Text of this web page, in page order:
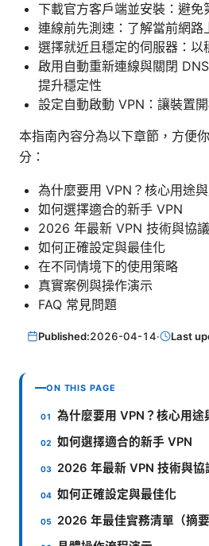
下載官方客戶端並安裝：避免
連線前先測速：了解當前網路
選擇就近且穩定的伺服器：以
啟用自動重新連線與關閉
提升穩定性
設定自動啟動 VPN：讓裝置
本指南內容分為以下章節，方便
分：
為什麼要用 VPN？核心用途
如何選擇適合的新手 VPN
2026 年最新 VPN 技術與協議
如何正確設定與最佳化
在不同情境下的使用策略
真實案例與操作演示
FAQ 常見問題
Published:2026-04-14· Last
ON THIS PAGE
為什麼要用 VPN？核心用途
如何選擇適合的新手 VPN
2026 年最新 VPN 技術與協
如何正確設定與最佳化
2026 年最佳實務清單（摘要